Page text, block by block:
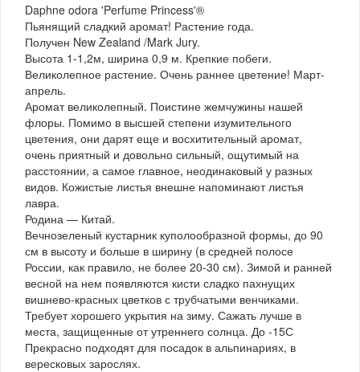
Daphne odora 'Perfume Princess'®
Пьянящий сладкий аромат! Растение года.
Получен New Zealand /Mark Jury.
Высота 1-1,2м, ширина 0,9 м. Крепкие побеги.
Великолепное растение. Очень раннее цветение! Март-
апрель.
Аромат великолепный. Поистине жемчужины нашей
флоры. Помимо в высшей степени изумительного
цветения, они дарят еще и восхитительный аромат,
очень приятный и довольно сильный, ощутимый на
расстоянии, а самое главное, неодинаковый у разных
видов. Кожистые листья внешне напоминают листья
лавра.
Родина — Китай.
Вечнозеленый кустарник куполообразной формы, до 90
см в высоту и больше в ширину (в средней полосе
России, как правило, не более 20-30 см). Зимой и ранней
весной на нем появляются кисти сладко пахнущих
вишнево-красных цветков с трубчатыми венчиками.
Требует хорошего укрытия на зиму. Сажать лучше в
места, защищенные от утреннего солнца. До -15С
Прекрасно подходят для посадок в альпинариях, в
вересковых зарослях.